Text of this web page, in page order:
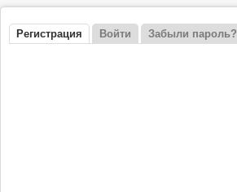
Главные вкладки
Регистрация (активная вкладка)
Войти Забыли пароль?